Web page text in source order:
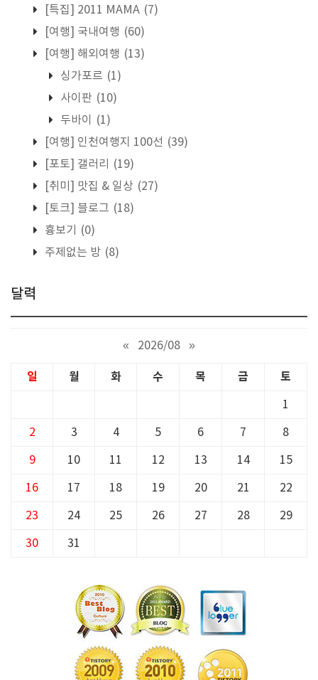
[특집] 2011 MAMA (7)
[여행] 국내여행 (60)
[여행] 해외여행 (13)
싱가포르 (1)
사이판 (10)
두바이
(1)
[여행] 인천여행지 100선 (39)
[포토] 갤러리
(19)
[취미] 맛집 & 일상 (27)
[토크] 블로그 (18)
흉보기
(0)
주제없는 방 (8)
달력
« 2026/08 »
일 월 화 수 목 금 토
1
2 3 4 5 6 7 8
9 10 11 12 13 14 15
16 17 18 19 20 21 22
23 24 25 26 27 28 29
30 31